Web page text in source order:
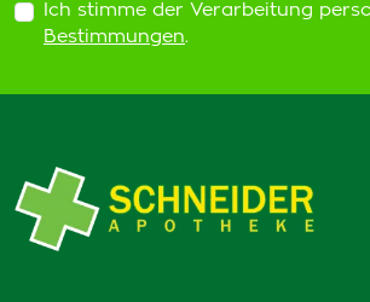
Ich stimme der Verarbeitung
Bestimmungen.